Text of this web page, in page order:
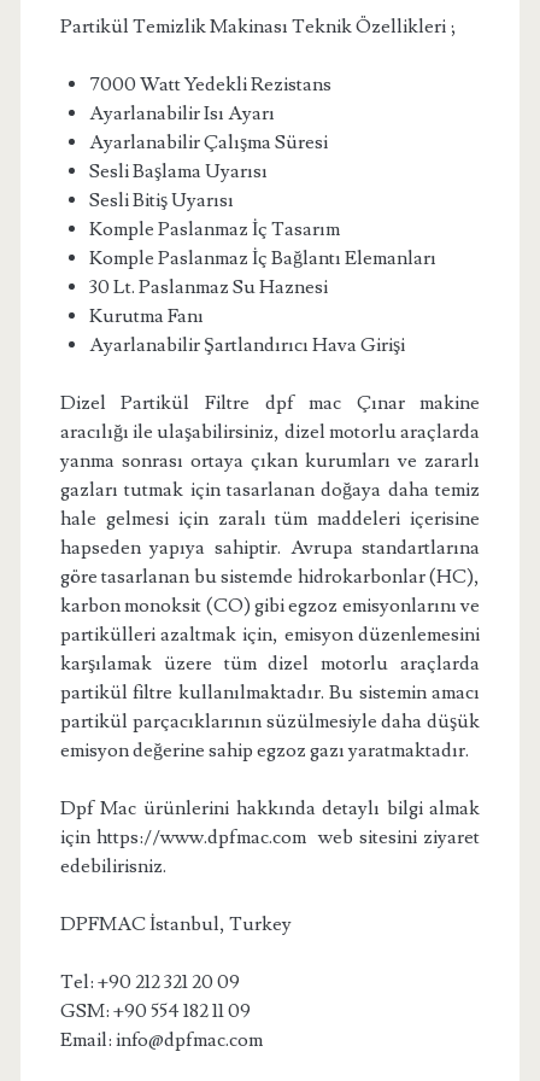
Partikül Temizlik Makinası Teknik Özellikleri ;
7000 Watt Yedekli Rezistans
Ayarlanabilir Isı Ayarı
Ayarlanabilir Çalışma Süresi
Sesli Başlama Uyarısı
Sesli Bitiş Uyarısı
Komple Paslanmaz İç Tasarım
Komple Paslanmaz İç Bağlantı Elemanları
30 Lt. Paslanmaz Su Haznesi
Kurutma Fanı
Ayarlanabilir Şartlandırıcı Hava Girişi
Dizel Partikül Filtre dpf mac Çınar makine
aracılığı ile ulaşabilirsiniz, dizel motorlu araçlarda
yanma sonrası ortaya çıkan kurumları ve zararlı
gazları tutmak için tasarlanan doğaya daha temiz
hale gelmesi için zaralı tüm maddeleri içerisine
hapseden yapıya sahiptir. Avrupa standartlarına
göre tasarlanan bu sistemde hidrokarbonlar (HC),
karbon monoksit (CO) gibi egzoz emisyonlarını ve
partikülleri azaltmak için, emisyon düzenlemesini
karşılamak üzere tüm dizel motorlu araçlarda
partikül filtre kullanılmaktadır. Bu sistemin amacı
partikül parçacıklarının süzülmesiyle daha düşük
emisyon değerine sahip egzoz gazı yaratmaktadır.
Dpf Mac ürünlerini hakkında detaylı bilgi almak
için https://www.dpfmac.com web sitesini ziyaret
edebilirisniz.
DPFMAC İstanbul, Turkey
Tel: +90 212 321 20 09
GSM: +90 554 182 11 09
Email: info@dpfmac.com